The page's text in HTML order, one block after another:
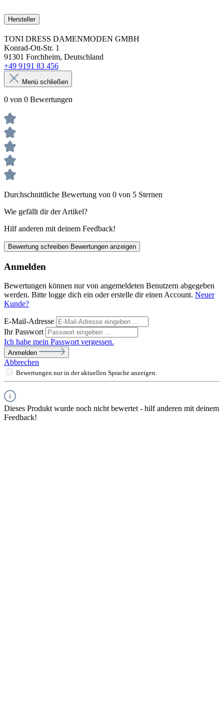
Hersteller
TONI DRESS DAMENMODEN GMBH
Konrad-Ott-Str. 1
91301 Forchheim, Deutschland
+49 9191 83 456
Menü schließen
0 von 0 Bewertungen
Durchschnittliche Bewertung von 0 von 5 Sternen
Wie gefällt dir der Artikel?
Hilf anderen mit deinem Feedback!
Bewertung schreiben Bewertungen anzeigen
Anmelden
Bewertungen können nur von angemeldeten Benutzern abgegeben
werden. Bitte logge dich ein oder erstelle dir einen Account. Neuer
Kunde?
E-Mail-Adresse
Ihr Passwort
Ich habe mein Passwort vergessen.
Anmelden
Abbrechen
Bewertungen nur in der aktuellen Sprache anzeigen.
Dieses Produkt wurde noch nicht bewertet - hilf anderen mit deinem
Feedback!